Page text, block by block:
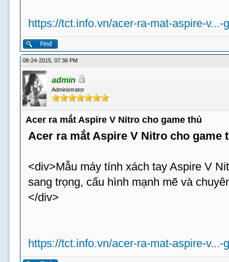
https://tct.info.vn/acer-ra-mat-aspire-v...-
08-24-2015, 07:36 PM
admin
Administrator
Acer ra mắt Aspire V Nitro cho game thủ
Acer ra mắt Aspire V Nitro cho game
<div>Mẫu máy tính xách tay Aspire V
sang trọng, cấu hình mạnh mẽ và
</div>
https://tct.info.vn/acer-ra-mat-aspire-v...-